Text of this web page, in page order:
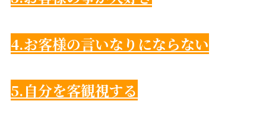
4.お客様の言いなりにならない
5.自分を客観視する